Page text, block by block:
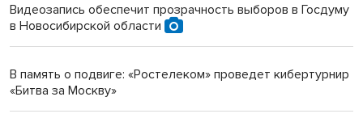
Инвалид получил условный срок за избиение врачей
Видеозапись обеспечит прозрачность выборов в Госдуму
в Новосибирской области
В память о подвиге: «Ростелеком» проведет кибертурнир
«Битва за Москву»